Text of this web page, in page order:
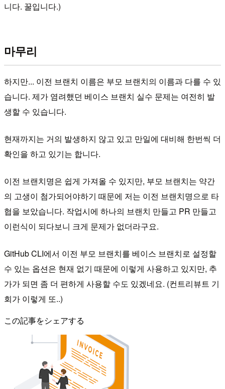
니다. 꿀입니다.)
마무리
하지만... 이전 브랜치 이름은 부모 브랜치의 이름과 다를 수 있
습니다. 제가 염려했던 베이스 브랜치 실수 문제는 여전히 발
생할 수 있습니다.
현재까지는 거의 발생하지 않고 있고 만일에 대비해 한번씩 더
확인을 하고 있기는 합니다.
이전 브랜치명은 쉽게 가져올 수 있지만, 부모 브랜치는 약간
의 고생이 첨가되어야하기 때문에 저는 이전 브랜치명으로 타
협을 보았습니다. 작업시에 하나의 브랜치 만들고 PR 만들고
이런식이 되다보니 크게 문제가 없더라구요.
GitHub CLI에서 이전 부모 브랜치를 베이스 브랜치로 설정할
수 있는 옵션은 현재 없기 때문에 이렇게 사용하고 있지만, 추
가가 되면 좀 더 편하게 사용할 수도 있겠네요. (컨트리뷰트 기
회가 이렇게 또..)
この記事をシェアする